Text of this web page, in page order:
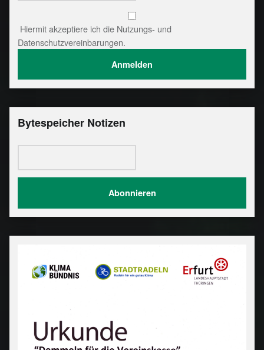
Hiermit akzeptiere ich die Nutzungs- und
Datenschutzvereinbarungen.
Bytespeicher Notizen